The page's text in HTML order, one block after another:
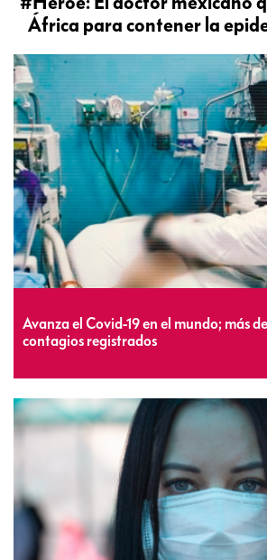
África para contener la
Avanza el Covid-19 en el mundo; más
contagios registrados